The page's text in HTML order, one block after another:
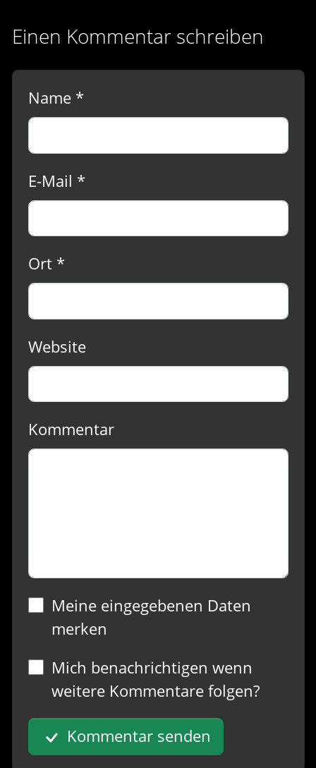
Einen Kommentar schreiben
Name *
E-Mail *
Ort *
Website
Kommentar
Meine eingegebenen Daten
merken
Mich benachrichtigen wenn
weitere Kommentare folgen?
Kommentar senden